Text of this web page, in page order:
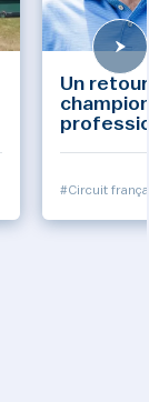
Un
#Circuit